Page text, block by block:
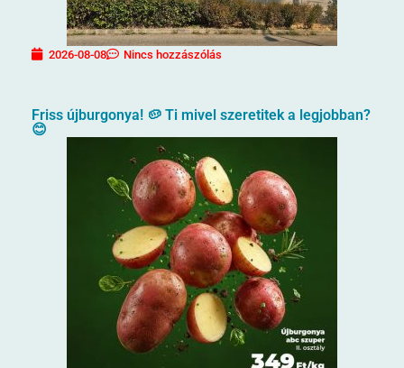
2026-08-08 Nincs hozzászólás
Friss újburgonya! 🥔 Ti mivel szeretitek a legjobban?
😊